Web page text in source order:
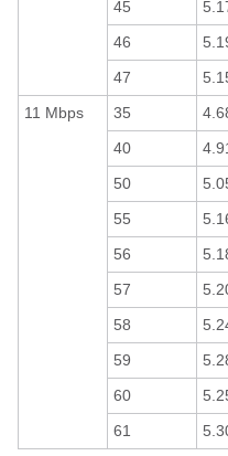
45
46
47
11 Mbps
35
40
50
55
56
57
58
59
60
61